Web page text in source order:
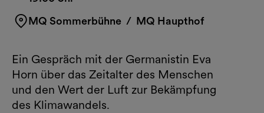
MQ Sommerbühne / MQ Haupthof
Ein Gespräch mit der Germanistin Eva
Horn über das Zeitalter des Menschen
und den Wert der Luft zur Bekämpfung
des Klimawandels.